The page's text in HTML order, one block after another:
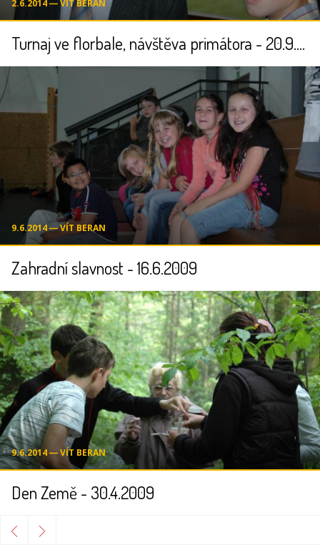
2.6.2014 ― VÍT BERAN
Turnaj ve florbale, návštěva primátora - 20.9.2008
9.6.2014 ― VÍT BERAN
Zahradní slavnost - 16.6.2009
9.6.2014 ― VÍT BERAN
Den Země - 30.4.2009